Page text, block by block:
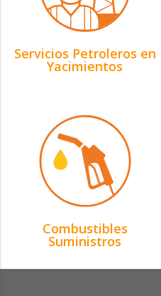
Servicios Petroleros en
Yacimientos
Combustibles
Suministros